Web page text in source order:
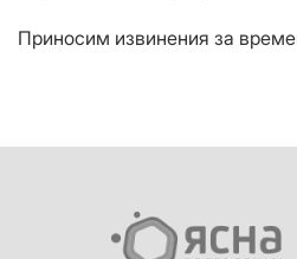
Приносим извинения за